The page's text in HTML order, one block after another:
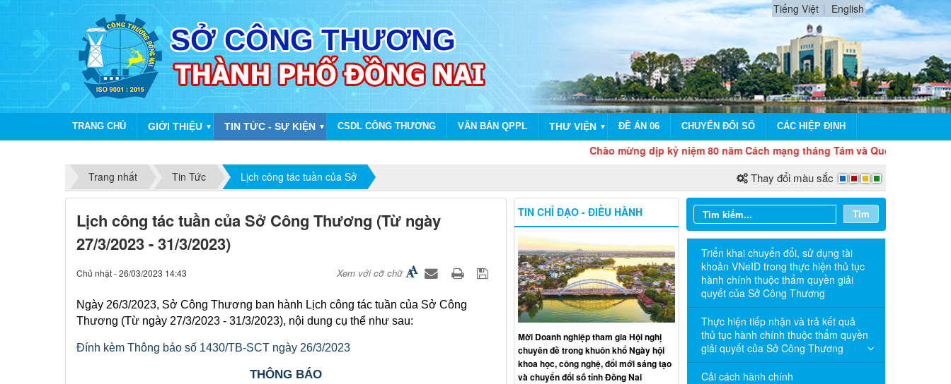
Tiếng Việt English
TRANG CHỦ GIỚI THIỆU ▼ TIN TỨC - SỰ KIỆN ▼ CSDL CÔNG THƯƠNG VĂN BẢN QPPL THƯ VIỆN ▼ ĐỀ ÁN 06 CHUYỂN ĐỔI SỐ CÁC HIỆP ĐỊNH
Chào mừng dịp kỷ niệm 80 năm Cách mạng tháng Tám và Quốc khánh 2/9
Trang nhất
Tin Tức Lịch công tác tuần của Sở Thay đổi màu sắc
Lịch công tác tuần của Sở Công Thương (Từ ngày
27/3/2023 - 31/3/2023)
Chủ nhật - 26/03/2023 14:43 Xem với cỡ chữ
​Ngày 26/3/2023, Sở Công Thương ban hành Lịch công tác tuần của Sở Công
Thương (Từ ngày 27/3/2023 - 31/3/2023), nội dung cụ thể như sau:
Đính kèm Thông báo số 1430/TB-SCT ngày 26/3/2023​
THÔNG BÁO
Tìm
Triển khai chuyển đổi, sử dụng tài
khoản VNeID trong thực hiện thủ tục
hành chính thuộc thẩm quyền giải
quyết của Sở Công Thương
Thực hiện tiếp nhận và trả kết quả
thủ tục hành chính thuộc thẩm quyền
giải quyết của Sở Công Thương
Cải cách hành chính
TIN CHỈ ĐẠO - ĐIỀU HÀNH
Mời Doanh nghiệp tham gia Hội nghị
chuyên đề trong khuôn khổ Ngày hội
khoa học, công nghệ, đổi mới sáng tạo
và chuyển đổi số tỉnh Đồng Nai